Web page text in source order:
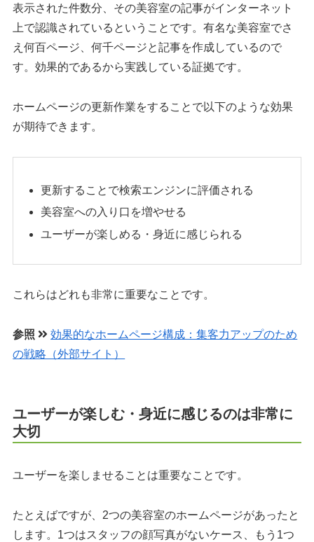
表示された件数分、その美容室の記事がインターネット
上で認識されているということです。有名な美容室でさ
え何百ページ、何千ページと記事を作成しているので
す。効果的であるから実践している証拠です。
ホームページの更新作業をすることで以下のような効果
が期待できます。
更新することで検索エンジンに評価される
美容室への入り口を増やせる
ユーザーが楽しめる・身近に感じられる
これらはどれも非常に重要なことです。
参照
効果的なホームページ構成：集客力アップのため
の戦略（外部サイト）
ユーザーが楽しむ・身近に感じるのは非常に
大切
ユーザーを楽しませることは重要なことです。
たとえばですが、2つの美容室のホームページがあったと
します。1つはスタッフの顔写真がないケース、もう1つ